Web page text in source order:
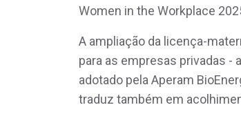
Women in the Workplace
A ampliação da licença-
para as empresas privadas -
adotado pela Aperam
traduz também em